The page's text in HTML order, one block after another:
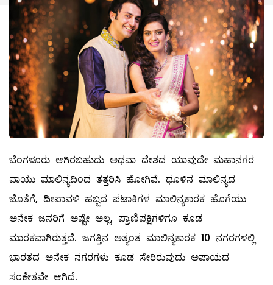
ಬೆಂಗಳೂರು ಆಗಿರಬಹುದು ಅಥವಾ ದೇಶದ ಯಾವುದೇ ಮಹಾನಗರ
ವಾಯು ಮಾಲಿನ್ಯದಿಂದ ತತ್ತರಿಸಿ ಹೋಗಿವೆ. ಧೂಳಿನ ಮಾಲಿನ್ಯದ
ಜೊತೆಗೆ, ದೀಪಾವಳಿ ಹಬ್ಬದ ಪಟಾಕಿಗಳ ಮಾಲಿನ್ಯಕಾರಕ ಹೊಗೆಯು
ಅನೇಕ ಜನರಿಗೆ ಅಷ್ಟೇ ಅಲ್ಲ, ಪ್ರಾಣಿಪಕ್ಷಿಗಳಿಗೂ ಕೂಡ
ಮಾರಕವಾಗಿರುತ್ತದೆ. ಜಗತ್ತಿನ ಅತ್ಯಂತ ಮಾಲಿನ್ಯಕಾರಕ 10 ನಗರಗಳಲ್ಲಿ
ಭಾರತದ ಅನೇಕ ನಗರಗಳು ಕೂಡ ಸೇರಿರುವುದು ಅಪಾಯದ
ಸಂಕೇತವೇ ಆಗಿದೆ.